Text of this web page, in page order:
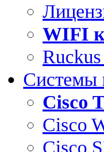
WIFI
Системы
Cisco
Cisco
Cisco